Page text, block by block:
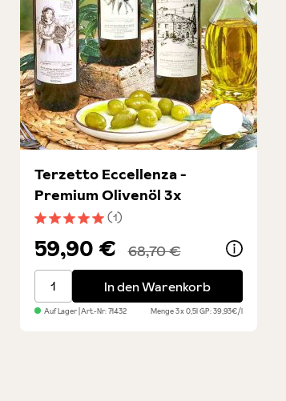
5 Sternen
6er Vorteilsset
Durchschnittliche Bewertung von 5 von 5
(1)
Terzetto Eccellenza -
Premium Olivenöl 3x
59,90 € 68,70 €
Terzetto Eccellenza - Premium Olivenöl 3x
In den Warenkorb
Auf Lager| Art.-Nr:71432 Menge3 x 0,5lGP: 39,93€/l